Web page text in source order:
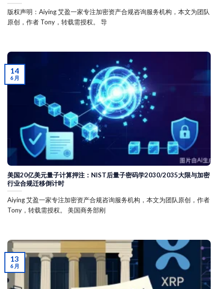
版权声明：Aiying 艾盈一家专注加密资产合规咨询服务机构，本文为团队
原创，作者 Tony，转载需授权。 导
美国20亿美元量子计算押注：NIST后量子密码学2030/2035大限与加密
行业合规迁移倒计时
Aiying 艾盈一家专注加密资产合规咨询服务机构，本文为团队原创，作者
Tony，转载需授权。 美国商务部刚
14
6 月
13
6 月